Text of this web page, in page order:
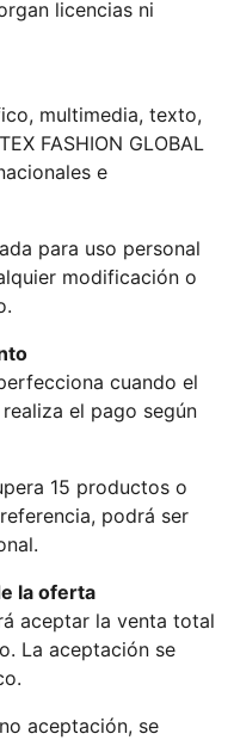
licencias ni
multimedia, texto,
FASHION GLOBAL
e
para uso personal
modificación o
cuando el
el pago según
15 productos o
podrá ser
la oferta
aceptar la venta total
La aceptación se
aceptación, se